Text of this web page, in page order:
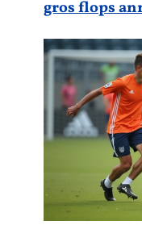
gros flops